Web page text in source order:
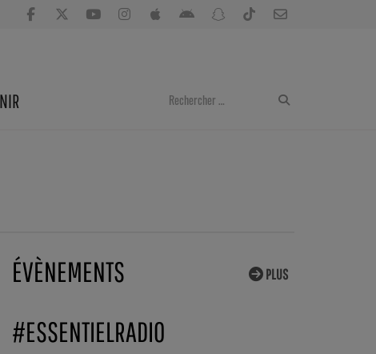
PLUS
ÉVÈNEMENTS
#ESSENTIELRADIO